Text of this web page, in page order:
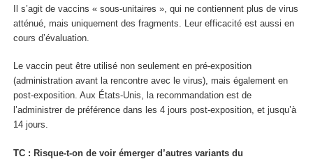
Il s’agit de vaccins « sous-unitaires », qui ne contiennent plus de virus
atténué, mais uniquement des fragments. Leur efficacité est aussi en
cours d’évaluation.
Le vaccin peut être utilisé non seulement en pré-exposition
(administration avant la rencontre avec le virus), mais également en
post-exposition. Aux États-Unis, la recommandation est de
l’administrer de préférence dans les 4 jours post-exposition, et jusqu’à
14 jours.
TC : Risque-t-on de voir émerger d’autres variants du